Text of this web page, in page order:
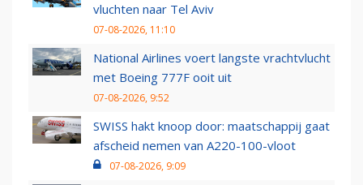
vluchten naar Tel Aviv
07-08-2026, 11:10
National Airlines voert langste vrachtvlucht
met Boeing 777F ooit uit
07-08-2026, 9:52
SWISS hakt knoop door: maatschappij gaat
afscheid nemen van A220-100-vloot
07-08-2026, 9:09